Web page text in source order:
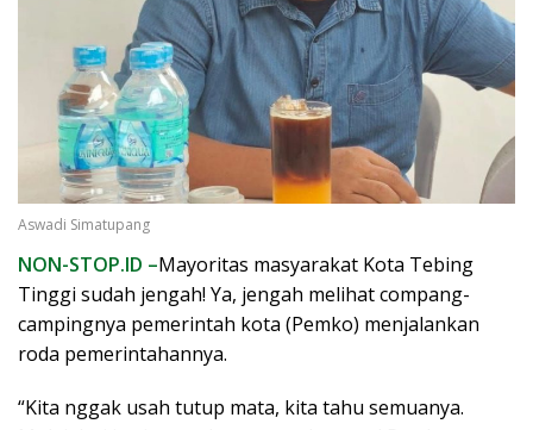
Aswadi Simatupang
NON-STOP.ID –Mayoritas masyarakat Kota Tebing
Tinggi sudah jengah! Ya, jengah melihat compang-
campingnya pemerintah kota (Pemko) menjalankan
roda pemerintahannya.
“Kita nggak usah tutup mata, kita tahu semuanya.